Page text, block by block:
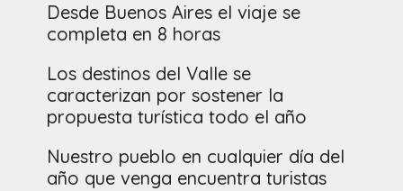
Desde Buenos Aires el viaje se
completa en 8 horas
Los destinos del Valle se
caracterizan por sostener la
propuesta turística todo el año
Nuestro pueblo en cualquier día del
año que venga encuentra turistas